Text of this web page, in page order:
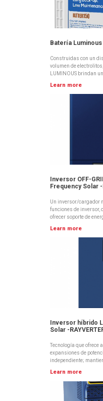
Batería Luminous
Construidas con un
volumen de
LUMINOUS brindan
Learn more
Inversor OFF-
Frequency Solar -
Un inversor/cargador
funciones de inversor,
ofrecer soporte de
Learn more
Inversor híbrido
Solar -
Tecnología que
expansiones de
independiente;
Learn more